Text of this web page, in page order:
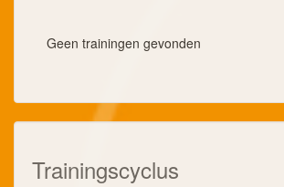
Geen trainingen gevonden
Trainingscyclus